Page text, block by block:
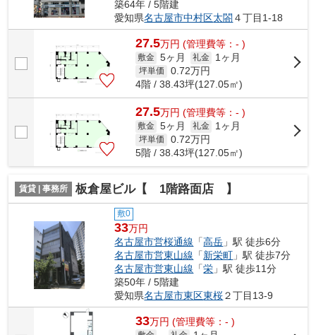
築64年 / 5階建
愛知県名古屋市中村区太閤 ４丁目1-18
27.5万円 (管理費等：- )
敷金 5ヶ月 礼金 1ヶ月
坪単価 0.72万円
4階 / 38.43坪(127.05㎡)
27.5万円 (管理費等：- )
敷金 5ヶ月 礼金 1ヶ月
坪単価 0.72万円
5階 / 38.43坪(127.05㎡)
賃貸 | 事務所 板倉屋ビル【 1階路面店 】
敷0
33万円
名古屋市営桜通線 「高岳 」駅 徒歩6分
名古屋市営東山線 「新栄町 」駅 徒歩7分
名古屋市営東山線 「栄 」駅 徒歩11分
築50年 / 5階建
愛知県名古屋市東区東桜２丁目13-9
33万円 (管理費等：- )